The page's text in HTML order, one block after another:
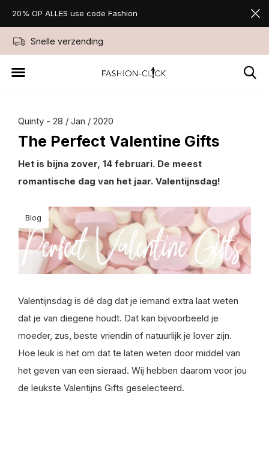
Snelle verzending
20% OP ALLES use code Fashion
Quinty - 28 / Jan / 2020
The Perfect Valentine Gifts
Het is bijna zover, 14 februari. De meest
romantische dag van het jaar. Valentijnsdag!
Blog
Valentijnsdag is dé dag dat je iemand extra laat weten
dat je van diegene houdt. Dat kan bijvoorbeeld je
moeder, zus, beste vriendin of natuurlijk je lover zijn.
Hoe leuk is het om dat te laten weten door middel van
het geven van een sieraad. Wij hebben daarom voor jou
de leukste Valentijns Gifts geselecteerd.